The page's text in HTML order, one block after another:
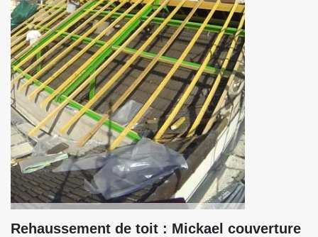
Rehaussement de toit : Mickael couverture